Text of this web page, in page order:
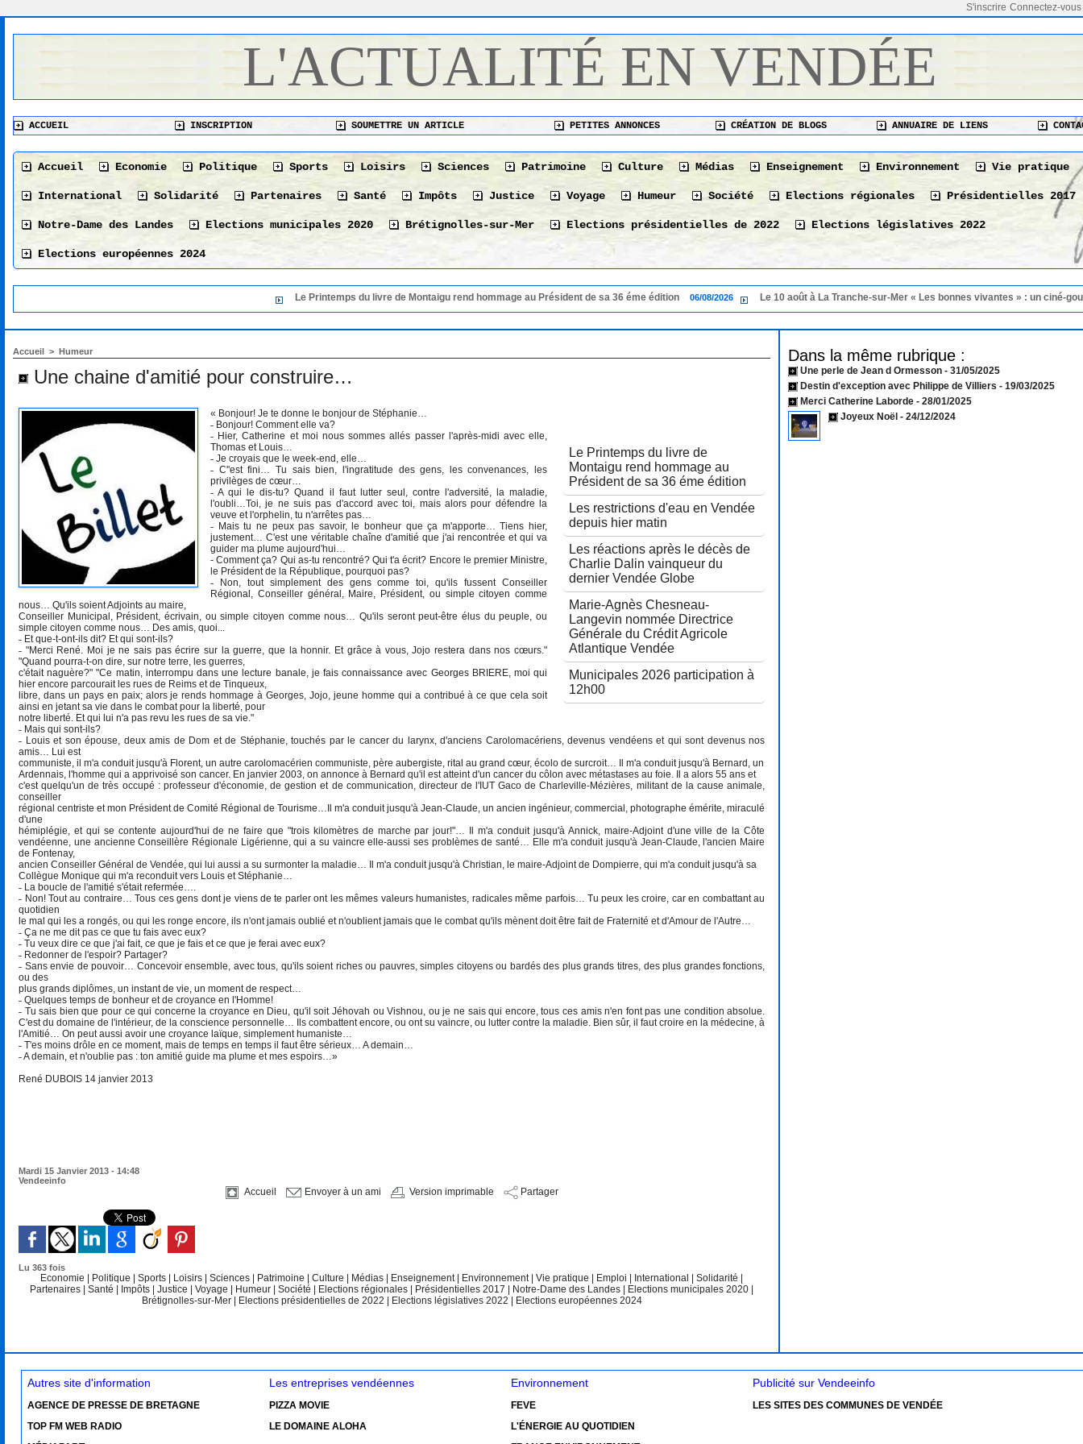
Connectez-vous
S'inscrire
L'ACTUALITÉ EN VENDÉE
ACCUEIL INSCRIPTION SOUMETTRE UN ARTICLE PETITES ANNONCES CRÉATION DE BLOGS ANNUAIRE DE LIENS
Accueil Economie Politique Sports Loisirs Sciences Patrimoine Culture Médias Enseignement Environnement Vie pratique
International Solidarité Partenaires Santé Impôts Justice Voyage Humeur Société Elections régionales Présidentielles 2017
Notre-Dame des Landes Elections municipales 2020 Brétignolles-sur-Mer Elections présidentielles de 2022 Elections législatives 2022
Elections européennes 2024
Le Printemps du livre de Montaigu rend hommage au Président de sa 36 éme édition 06/08/2026 Le 10 août à La Tranche-sur-Mer « Les bonnes vivantes » : un ciné-
Accueil > Humeur
Une chaine d'amitié pour construire…
Le Printemps du livre de
Montaigu rend hommage au
Président de sa 36 éme édition
Les restrictions d'eau en Vendée
depuis hier matin
Les réactions après le décès de
Charlie Dalin vainqueur du
dernier Vendée Globe
Marie-Agnès Chesneau-
Langevin nommée Directrice
Générale du Crédit Agricole
Atlantique Vendée
Municipales 2026 participation à
12h00
« Bonjour! Je te donne le bonjour de Stéphanie…
˗ Bonjour! Comment elle va?
˗ Hier, Catherine et moi nous sommes allés passer l'après-midi avec elle,
Thomas et Louis…
˗ Je croyais que le week-end, elle…
˗ C''est fini… Tu sais bien, l'ingratitude des gens, les convenances, les
privilèges de cœur…
˗ A qui le dis-tu? Quand il faut lutter seul, contre l'adversité, la maladie,
l'oubli…Toi, je ne suis pas d'accord avec toi, mais alors pour défendre la
veuve et l'orphelin, tu n'arrêtes pas…
˗ Mais tu ne peux pas savoir, le bonheur que ça m'apporte… Tiens hier,
justement… C'est une véritable chaîne d'amitié que j'ai rencontrée et qui va
guider ma plume aujourd'hui…
- Comment ça? Qui as-tu rencontré? Qui t'a écrit? Encore le premier Ministre,
le Président de la République, pourquoi pas?
˗ Non, tout simplement des gens comme toi, qu'ils fussent Conseiller
Régional, Conseiller général, Maire, Président, ou simple citoyen comme
nous… Qu'ils soient Adjoints au maire,
Conseiller Municipal, Président, écrivain, ou simple citoyen comme nous… Qu'ils seront peut-être élus du peuple, ou
simple citoyen comme nous… Des amis, quoi...
˗ Et que-t-ont-ils dit? Et qui sont-ils?
˗ "Merci René. Moi je ne sais pas écrire sur la guerre, que la honnir. Et grâce à vous, Jojo restera dans nos cœurs."
"Quand pourra-t-on dire, sur notre terre, les guerres,
c'était naguère?" "Ce matin, interrompu dans une lecture banale, je fais connaissance avec Georges BRIERE, moi qui
hier encore parcourait les rues de Reims et de Tinqueux,
libre, dans un pays en paix; alors je rends hommage à Georges, Jojo, jeune homme qui a contribué à ce que cela soit
ainsi en jetant sa vie dans le combat pour la liberté, pour
notre liberté. Et qui lui n'a pas revu les rues de sa vie."
˗ Mais qui sont-ils?
˗ Louis et son épouse, deux amis de Dom et de Stéphanie, touchés par le cancer du larynx, d'anciens Carolomacériens, devenus vendéens et qui sont devenus nos
amis… Lui est
communiste, il m'a conduit jusqu'à Florent, un autre carolomacérien communiste, père aubergiste, rital au grand cœur, écolo de surcroit… Il m'a conduit jusqu'à Bernard, un
Ardennais, l'homme qui a apprivoisé son cancer. En janvier 2003, on annonce à Bernard qu'il est atteint d'un cancer du côlon avec métastases au foie. Il a alors 55 ans et
c'est quelqu'un de très occupé : professeur d'économie, de gestion et de communication, directeur de l'IUT Gaco de Charleville-Mézières, militant de la cause animale,
conseiller
régional centriste et mon Président de Comité Régional de Tourisme…Il m'a conduit jusqu'à Jean-Claude, un ancien ingénieur, commercial, photographe émérite, miraculé
d'une
hémiplégie, et qui se contente aujourd'hui de ne faire que "trois kilomètres de marche par jour!"… Il m'a conduit jusqu'à Annick, maire-Adjoint d'une ville de la Côte
vendéenne, une ancienne Conseillère Régionale Ligérienne, qui a su vaincre elle-aussi ses problèmes de santé… Elle m'a conduit jusqu'à Jean-Claude, l'ancien Maire
de Fontenay,
ancien Conseiller Général de Vendée, qui lui aussi a su surmonter la maladie… Il m'a conduit jusqu'à Christian, le maire-Adjoint de Dompierre, qui m'a conduit jusqu'à sa
Collègue Monique qui m'a reconduit vers Louis et Stéphanie…
˗ La boucle de l'amitié s'était refermée….
˗ Non! Tout au contraire… Tous ces gens dont je viens de te parler ont les mêmes valeurs humanistes, radicales même parfois… Tu peux les croire, car en combattant au
quotidien
le mal qui les a rongés, ou qui les ronge encore, ils n'ont jamais oublié et n'oublient jamais que le combat qu'ils mènent doit être fait de Fraternité et d'Amour de l'Autre…
˗ Ça ne me dit pas ce que tu fais avec eux?
˗ Tu veux dire ce que j'ai fait, ce que je fais et ce que je ferai avec eux?
˗ Redonner de l'espoir? Partager?
˗ Sans envie de pouvoir… Concevoir ensemble, avec tous, qu'ils soient riches ou pauvres, simples citoyens ou bardés des plus grands titres, des plus grandes fonctions,
ou des
plus grands diplômes, un instant de vie, un moment de respect…
˗ Quelques temps de bonheur et de croyance en l'Homme!
˗ Tu sais bien que pour ce qui concerne la croyance en Dieu, qu'il soit Jéhovah ou Vishnou, ou je ne sais qui encore, tous ces amis n'en font pas une condition absolue.
C'est du domaine de l'intérieur, de la conscience personnelle… Ils combattent encore, ou ont su vaincre, ou lutter contre la maladie. Bien sûr, il faut croire en la médecine, à
l'Amitié… On peut aussi avoir une croyance laïque, simplement humaniste…
˗ T'es moins drôle en ce moment, mais de temps en temps il faut être sérieux… A demain…
˗ A demain, et n'oublie pas : ton amitié guide ma plume et mes espoirs…»
René DUBOIS 14 janvier 2013
Mardi 15 Janvier 2013 - 14:48
Vendeeinfo
Accueil Envoyer à un ami Version imprimable Partager
Lu 363 fois
Economie Politique |Sports Loisirs |Sciences Patrimoine |Culture Médias Enseignement Environnement |Vie pratique Emploi International |Solidarité
Partenaires
|Santé Impôts |Justice |Voyage Humeur |Société Elections régionales Présidentielles 2017 Notre-Dame des Landes Elections municipales 2020
Brétignolles-sur-Mer
Elections présidentielles de 2022 Elections législatives 2022 Elections européennes 2024
Dans la même rubrique :
Une perle de Jean d Ormesson - 31/05/2025
Destin d'exception avec Philippe de Villiers - 19/03/2025
Merci Catherine Laborde- 28/01/2025
Joyeux Noël - 24/12/2024
Autres site d'information
AGENCE DE PRESSE DE BRETAGNE
TOP FM WEB RADIO
Les entreprises vendéennes
PIZZA MOVIE
LE DOMAINE ALOHA
Environnement
FEVE
L'ÉNERGIE AU QUOTIDIEN
Publicité sur Vendeeinfo
LES SITES DES COMMUNES DE VENDÉE